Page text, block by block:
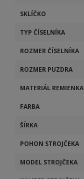
SKLÍČKO
TYP ČÍSELNÍKA
ROZMER ČÍSELNÍKA
ROZMER PUZDRA
MATERIÁL REMIENKA
FARBA
ŠÍRKA
POHON STROJČEKA
MODEL STROJČEKA